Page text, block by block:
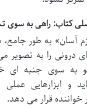
کتاب: راهی به سوی
آسان» به طور
درونی را به
به سوی جنبه ای
و ابزارهایی
قرار می دهد.